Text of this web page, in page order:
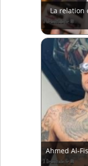
La relation
Ahmed Al-